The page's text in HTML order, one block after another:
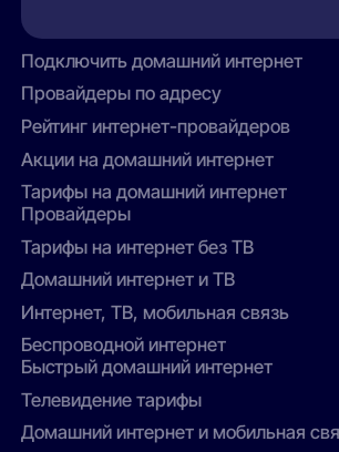
через личный кабинет
провайдера.
действующих акций.
Подключить домашний интернет
Провайдеры по адресу
Рейтинг интернет-провайдеров
Акции на домашний интернет
Тарифы на домашний интернет
Провайдеры
Тарифы на интернет без ТВ
Домашний интернет и ТВ
Интернет, ТВ, мобильная связь
Беспроводной интернет
Быстрый домашний интернет
Телевидение тарифы
Домашний интернет и мобильная